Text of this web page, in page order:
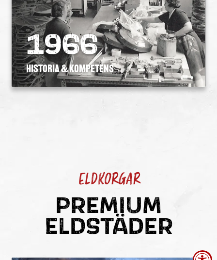
1966
Historia & kompetens
ELDKORGAR
PREMIUM
ELDSTÄDER